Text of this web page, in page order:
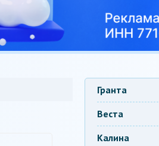
Гранта
Веста
Калина